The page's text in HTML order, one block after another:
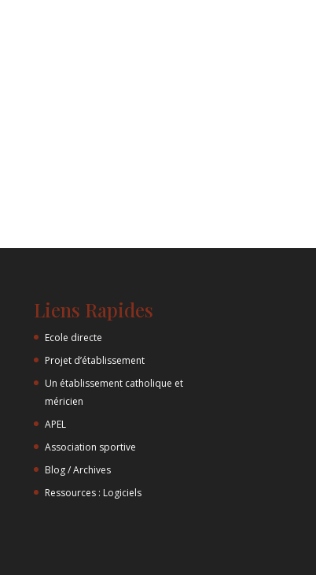
Liens Rapides
Ecole directe
Projet d’établissement
Un établissement catholique et
méricien
APEL
Association sportive
Blog / Archives
Ressources : Logiciels